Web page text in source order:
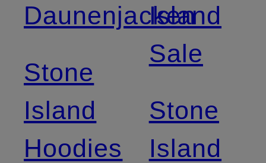
Daunenjacken
Stone
Island
Hoodies
Island
Sale
Stone
Island